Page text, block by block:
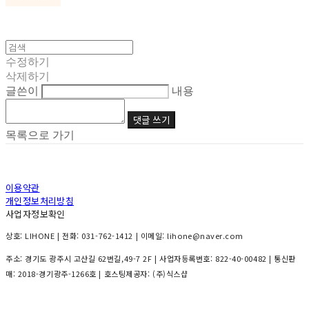
수정하기
삭제하기
글쓴이
내용
댓글 쓰기
목록으로 가기
이용약관
개인정보처리방침
사업자정보확인
상호: LIHONE | 전화: 031-762-1412 | 이메일: lihone@naver.com
주소: 경기도 광주시 고산길 62번길,49-7 2F | 사업자등록번호: 822-40-00482 | 통신판
매: 2018-경기광주-1266호 | 호스팅제공자: (주)식스샵